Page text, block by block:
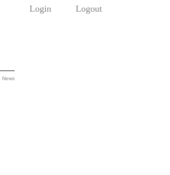
Login Logout
News